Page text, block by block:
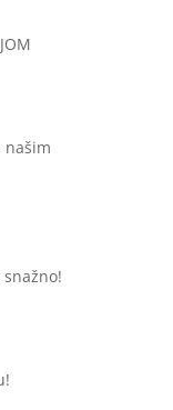
našim
snažno!